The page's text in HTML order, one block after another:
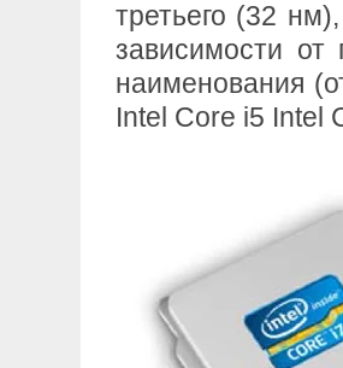
третьего (32
зависимости от
наименования
Intel Core i5 Intel